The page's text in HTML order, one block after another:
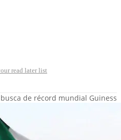
read later list
de récord mundial Guiness